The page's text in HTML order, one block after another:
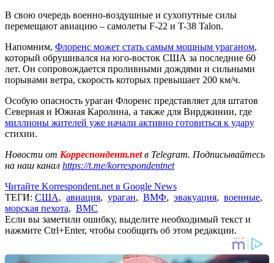
В свою очередь военно-воздушные и сухопутные силы
перемещают авиацию – самолеты F-22 и T-38 Talon.
Напомним, Флоренс может стать самым мощным ураганом,
который обрушивался на юго-восток США за последние 60
лет. Он сопровождается проливными дождями и сильными
порывами ветра, скорость которых превышает 200 км/ч.
Особую опасность ураган Флоренс представляет для штатов
Северная и Южная Каролина, а также для Вирджинии, где
миллионы жителей уже начали активно готовиться к удару
стихии.
Новости от Корреспондент.netв Telegram. Подписывайтесь
на наш канал https://t.me/korrespondentnet
Читайте Korrespondent.net в Google News
ТЕГИ: США, авиация, ураган, ВМФ, эвакуация, военные,
морская пехота, ВМС
Если вы заметили ошибку, выделите необходимый текст и
нажмите Ctrl+Enter, чтобы сообщить об этом редакции.